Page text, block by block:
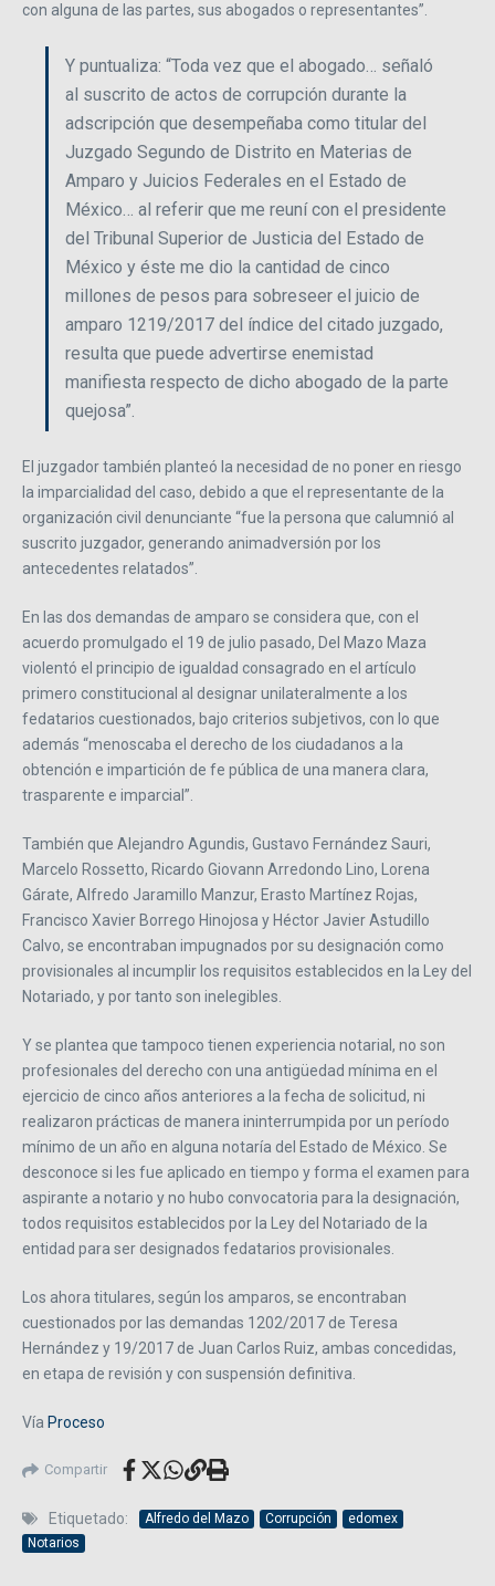
con alguna de las partes, sus abogados o representantes”.
Y puntualiza: “Toda vez que el abogado… señaló
al suscrito de actos de corrupción durante la
adscripción que desempeñaba como titular del
Juzgado Segundo de Distrito en Materias de
Amparo y Juicios Federales en el Estado de
México… al referir que me reuní con el presidente
del Tribunal Superior de Justicia del Estado de
México y éste me dio la cantidad de cinco
millones de pesos para sobreseer el juicio de
amparo 1219/2017 del índice del citado juzgado,
resulta que puede advertirse enemistad
manifiesta respecto de dicho abogado de la parte
quejosa”.
El juzgador también planteó la necesidad de no poner en riesgo
la imparcialidad del caso, debido a que el representante de la
organización civil denunciante “fue la persona que calumnió al
suscrito juzgador, generando animadversión por los
antecedentes relatados”.
En las dos demandas de amparo se considera que, con el
acuerdo promulgado el 19 de julio pasado, Del Mazo Maza
violentó el principio de igualdad consagrado en el artículo
primero constitucional al designar unilateralmente a los
fedatarios cuestionados, bajo criterios subjetivos, con lo que
además “menoscaba el derecho de los ciudadanos a la
obtención e impartición de fe pública de una manera clara,
trasparente e imparcial”.
También que Alejandro Agundis, Gustavo Fernández Sauri,
Marcelo Rossetto, Ricardo Giovann Arredondo Lino, Lorena
Gárate, Alfredo Jaramillo Manzur, Erasto Martínez Rojas,
Francisco Xavier Borrego Hinojosa y Héctor Javier Astudillo
Calvo, se encontraban impugnados por su designación como
provisionales al incumplir los requisitos establecidos en la Ley del
Notariado, y por tanto son inelegibles.
Y se plantea que tampoco tienen experiencia notarial, no son
profesionales del derecho con una antigüedad mínima en el
ejercicio de cinco años anteriores a la fecha de solicitud, ni
realizaron prácticas de manera ininterrumpida por un período
mínimo de un año en alguna notaría del Estado de México. Se
desconoce si les fue aplicado en tiempo y forma el examen para
aspirante a notario y no hubo convocatoria para la designación,
todos requisitos establecidos por la Ley del Notariado de la
entidad para ser designados fedatarios provisionales.
Los ahora titulares, según los amparos, se encontraban
cuestionados por las demandas 1202/2017 de Teresa
Hernández y 19/2017 de Juan Carlos Ruiz, ambas concedidas,
en etapa de revisión y con suspensión definitiva.
Vía Proceso
Compartir
Etiquetado: Alfredo del Mazo Corrupción
edomex
Notarios